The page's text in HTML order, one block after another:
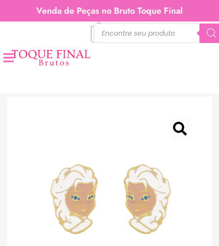
Venda de Peças no Bruto Toque Final